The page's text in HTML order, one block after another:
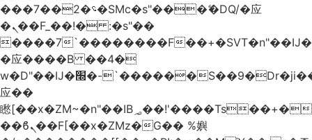
���؝�2��7�SMc�s"���ޭ�DQ/�应
�ܢ��F_��!� :�s"��
����7`��������F
�应����B ��4�
w�D"��IJ�׭�-`������S��9�Dr�ji��EJ߅��gJ�
应��
矁[��x�ZM~�n"��IB؃��!'����Тѕ��+��(m��IK�ʭ�/|
��ϐܢ��F[��x�ZMz�G�� %嬩